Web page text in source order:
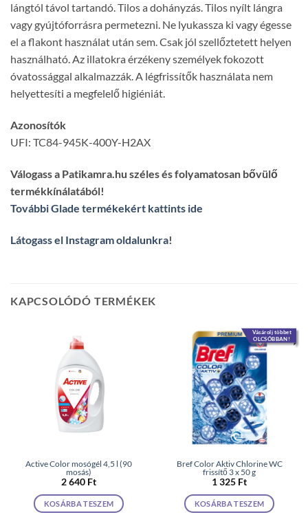
lángtól távol tartandó. Tilos a dohányzás. Tilos nyílt lángra
vagy gyújtóforrásra permetezni. Ne lyukassza ki vagy égesse
el a flakont használat után sem. Csak jól szellőztetett helyen
használható. Az illatokra érzékeny személyek fokozott
óvatossággal alkalmazzák. A légfrissítők használata nem
helyettesíti a megfelelő higiéniát.
Azonosítók
UFI: TC84-945K-400Y-H2AX
Válogass a Patikamra.hu széles és folyamatosan bővülő
termékkínálatából!
További Glade termékekért kattints ide
Látogass el Instagram oldalunkra!
KAPCSOLÓDÓ TERMÉKEK
Active Color mosógél 4,5 l (90
mosás)
2 640 Ft
KOSÁRBA TESZEM
Vásárolj többet
OLCSÓBBAN!
Bref Color Aktiv Chlorine WC
frissítő 3 x 50 g
1 325 Ft
KOSÁRBA TESZEM